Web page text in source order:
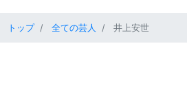
トップ 全ての芸人 井上安世